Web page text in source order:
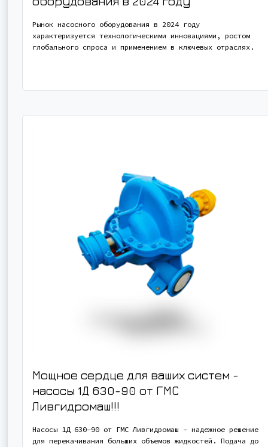
Рынок насосного оборудования в 2024 году
характеризуется технологическими инновациями, ростом
глобального спроса и применением в ключевых отраслях.
Мощное сердце для ваших систем -
насосы 1Д 630-90 от ГМС
Ливгидромаш!!!
Насосы 1Д 630-90 от ГМС Ливгидромаш - надежное решение
для перекачивания больших объемов жидкостей. Подача до